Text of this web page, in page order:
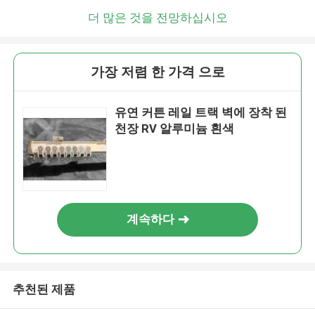
더 많은 것을 전망하십시오
가장 저렴 한 가격 으로
유연 커튼 레일 트랙 벽에 장착 된
천장 RV 알루미늄 흰색
계속하다
추천된 제품